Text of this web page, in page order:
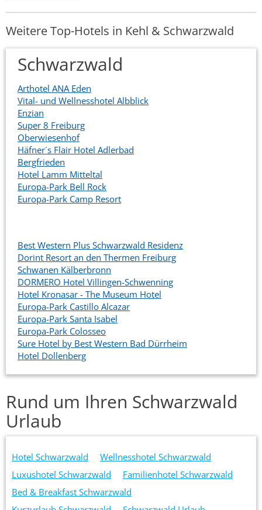
Weitere Top-Hotels in Kehl & Schwarzwald
Schwarzwald
Arthotel ANA Eden
Vital- und Wellnesshotel Albblick
Enzian
Super 8 Freiburg
Oberwiesenhof
Häfner´s Flair Hotel Adlerbad
Bergfrieden
Hotel Lamm Mitteltal
Europa-Park Bell Rock
Europa-Park Camp Resort
Best Western Plus Schwarzwald Residenz
Dorint Resort an den Thermen Freiburg
Schwanen Kälberbronn
DORMERO Hotel Villingen-Schwenning
Hotel Kronasar - The Museum Hotel
Europa-Park Castillo Alcazar
Europa-Park Santa Isabel
Europa-Park Colosseo
Sure Hotel by Best Western Bad Dürrheim
Hotel Dollenberg
Rund um Ihren Schwarzwald
Urlaub
Hotel Schwarzwald
Wellnesshotel Schwarzwald
Luxushotel Schwarzwald
Familienhotel Schwarzwald
Bed & Breakfast Schwarzwald